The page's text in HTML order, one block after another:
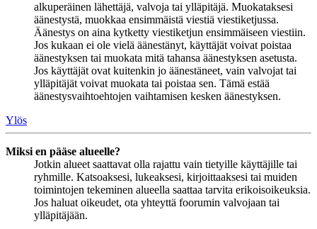
alkuperäinen lähettäjä, valvoja tai ylläpitäjä. Muokataksesi
äänestystä, muokkaa ensimmäistä viestiä viestiketjussa.
Äänestys on aina kytketty viestiketjun ensimmäiseen viestiin.
Jos kukaan ei ole vielä äänestänyt, käyttäjät voivat poistaa
äänestyksen tai muokata mitä tahansa äänestyksen asetusta.
Jos käyttäjät ovat kuitenkin jo äänestäneet, vain valvojat tai
ylläpitäjät voivat muokata tai poistaa sen. Tämä estää
äänestysvaihtoehtojen vaihtamisen kesken äänestyksen.
Ylös
Miksi en pääse alueelle?
Jotkin alueet saattavat olla rajattu vain tietyille käyttäjille tai
ryhmille. Katsoaksesi, lukeaksesi, kirjoittaaksesi tai muiden
toimintojen tekeminen alueella saattaa tarvita erikoisoikeuksia.
Jos haluat oikeudet, ota yhteyttä foorumin valvojaan tai
ylläpitäjään.